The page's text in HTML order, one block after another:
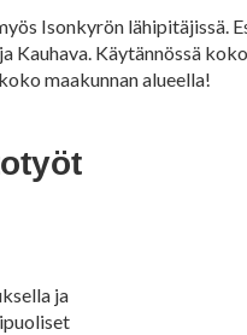
Isonkyrön
Käytännössä
maakunnan alueella!
ja